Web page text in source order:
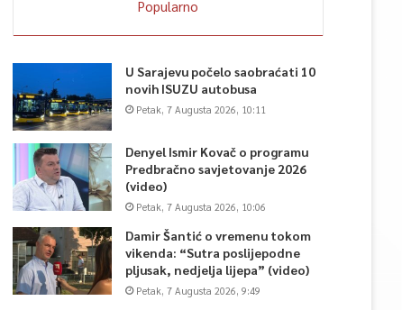
Popularno
U Sarajevu počelo saobraćati 10
novih ISUZU autobusa
Petak, 7 Augusta 2026, 10:11
Denyel Ismir Kovač o programu
Predbračno savjetovanje 2026
(video)
Petak, 7 Augusta 2026, 10:06
Damir Šantić o vremenu tokom
vikenda: “Sutra poslijepodne
pljusak, nedjelja lijepa” (video)
Petak, 7 Augusta 2026, 9:49